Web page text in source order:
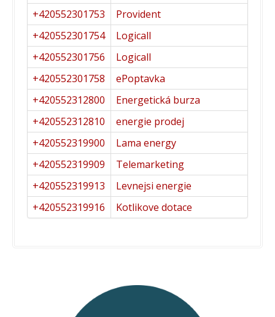
+420552301753
Provident
+420552301754
Logicall
+420552301756
Logicall
+420552301758
ePoptavka
+420552312800
Energetická burza
+420552312810
energie prodej
+420552319900
Lama energy
+420552319909
Telemarketing
+420552319913
Levnejsi energie
+420552319916
Kotlikove dotace